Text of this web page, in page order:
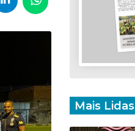
Mais Lidas